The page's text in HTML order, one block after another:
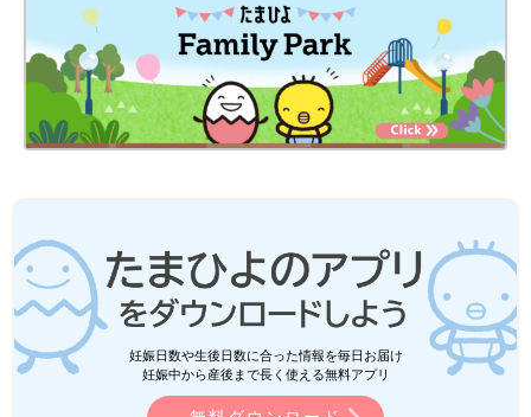
妊娠日数や生後日数に合った情報を毎日お届け
妊娠中から産後まで長く使える無料アプリ